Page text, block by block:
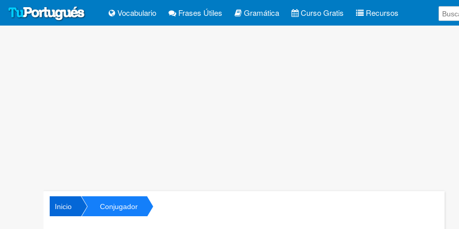
Vocabulario Frases Útiles Gramática Curso Gratis Recursos
Inicio Conjugador